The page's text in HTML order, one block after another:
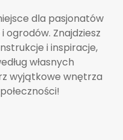
dla pasjonatów
Znajdziesz
i inspiracje,
własnych
wyjątkowe wnętrza